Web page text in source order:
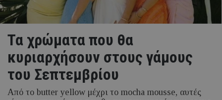
Τα χρώματα που θα
κυριαρχήσουν στους γάμους
του Σεπτεμβρίου
Από το butter yellow μέχρι το mocha mousse, αυτές